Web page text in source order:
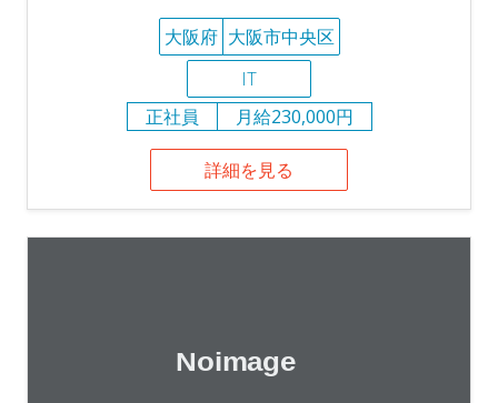
大阪府 大阪市中央区
IT
正社員
月給230,000円
詳細を見る